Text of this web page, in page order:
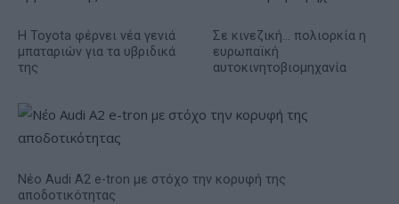
Η Toyota φέρνει νέα γενιά
μπαταριών για τα υβριδικά
της
Σε κινεζική… πολιορκία η
ευρωπαϊκή
αυτοκινητοβιομηχανία
Νέο Audi A2 e-tron με στόχο την κορυφή της
αποδοτικότητας